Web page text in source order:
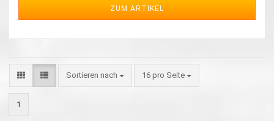
ZUM ARTIKEL
Sortieren nach 16 pro Seite
1